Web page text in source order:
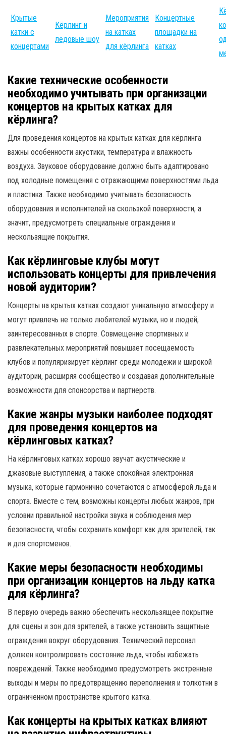
Крытые
катки с
концертами
Кёрлинг и
ледовые шоу
Мероприятия
на катках
для кёрлинга
Концертные
площадки на
катках
Какие технические особенности
необходимо учитывать при организации
концертов на крытых катках для
кёрлинга?
Для проведения концертов на крытых катках для кёрлинга
важны особенности акустики, температура и влажность
воздуха. Звуковое оборудование должно быть адаптировано
под холодные помещения с отражающими поверхностями льда
и пластика. Также необходимо учитывать безопасность
оборудования и исполнителей на скользкой поверхности, а
значит, предусмотреть специальные ограждения и
нескользящие покрытия.
Как кёрлинговые клубы могут
использовать концерты для привлечения
новой аудитории?
Концерты на крытых катках создают уникальную атмосферу и
могут привлечь не только любителей музыки, но и людей,
заинтересованных в спорте. Совмещение спортивных и
развлекательных мероприятий повышает посещаемость
клубов и популяризирует кёрлинг среди молодежи и широкой
аудитории, расширяя сообщество и создавая дополнительные
возможности для спонсорства и партнерств.
Какие жанры музыки наиболее подходят
для проведения концертов на
кёрлинговых катках?
На кёрлинговых катках хорошо звучат акустические и
джазовые выступления, а также спокойная электронная
музыка, которые гармонично сочетаются с атмосферой льда и
спорта. Вместе с тем, возможны концерты любых жанров, при
условии правильной настройки звука и соблюдения мер
безопасности, чтобы сохранить комфорт как для зрителей, так
и для спортсменов.
Какие меры безопасности необходимы
при организации концертов на льду катка
для кёрлинга?
В первую очередь важно обеспечить нескользящее покрытие
для сцены и зон для зрителей, а также установить защитные
ограждения вокруг оборудования. Технический персонал
должен контролировать состояние льда, чтобы избежать
повреждений. Также необходимо предусмотреть экстренные
выходы и меры по предотвращению переполнения и толкотни в
ограниченном пространстве крытого катка.
Как концерты на крытых катках влияют